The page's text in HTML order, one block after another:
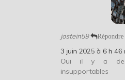
jostein59 Répondre
3 juin 2025 à 6 h 46
Oui il y a des
insupportables